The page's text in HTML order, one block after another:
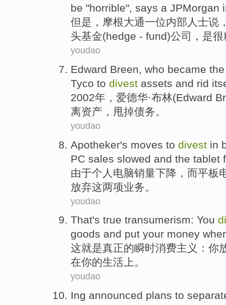
be "horrible", says a JPMorgan
但是 ， 摩根大通一位内部人士说
头基金(hedge - fund)公司 ， 是很
youdao
Edward Breen, who became the
Tyco to divest assets and rid
2002年，爱德华·布林(Edward
离资产 ， 甩掉债务。
youdao
Apotheker's moves to divest in
PC sales slowed and the tablet
由于个人 电脑销量下降 ， 而平板
放弃这两项业务 。
youdao
That's true transumerism: You
goods and put your money
这就是真正的瞬时消费主义 ： 你
在你的生活 上。
youdao
Ing announced plans to